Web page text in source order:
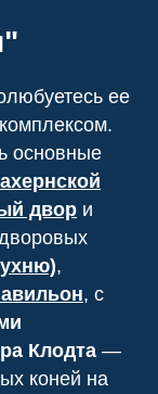
ее
основные
двор и
,
, с
Клодта —
коней на